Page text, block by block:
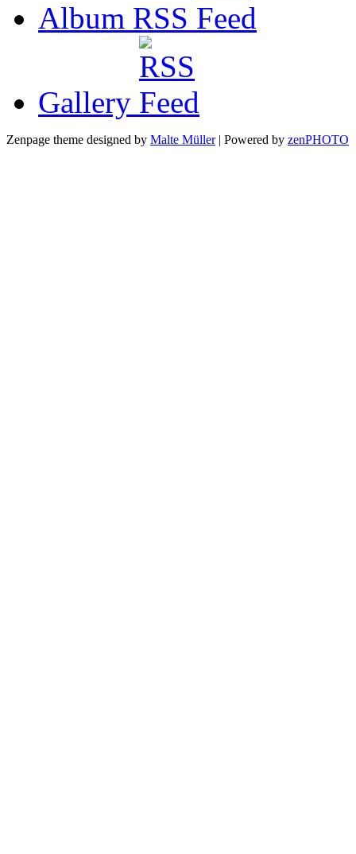
Album RSS
Gallery
Zenpage theme designed by Malte Müller| Powered by zenPHOTO